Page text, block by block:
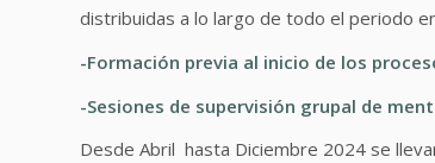
distribuidas a lo largo de todo el periodo
-Formación previa al inicio de los
-Sesiones de supervisión grupal de
Desde Abril hasta Diciembre 2024 se